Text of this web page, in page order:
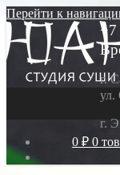
Перейти к
0 ₽ 0
+7
г.
ул.
г.